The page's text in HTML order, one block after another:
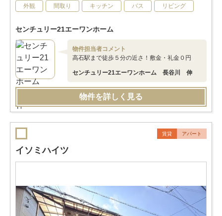
外観 間取り キッチン バス リビング
センチュリー21エーワンホーム
物件担当者コメント
高石駅まで徒歩５分の近さ！敷金・礼金０円
センチュリー21エーワンホーム 長谷川 伸
物件を詳しく見る
賃貸 アパート
イソミハイツ